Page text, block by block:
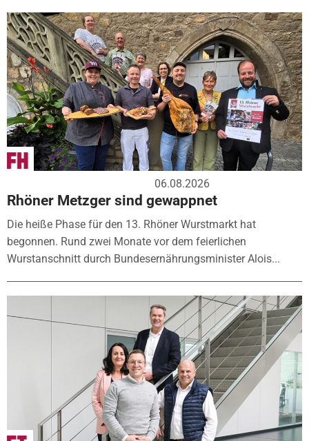
06.08.2026
Rhöner Metzger sind gewappnet
Die heiße Phase für den 13. Rhöner Wurstmarkt hat
begonnen. Rund zwei Monate vor dem feierlichen
Wurstanschnitt durch Bundesernährungsminister Alois...